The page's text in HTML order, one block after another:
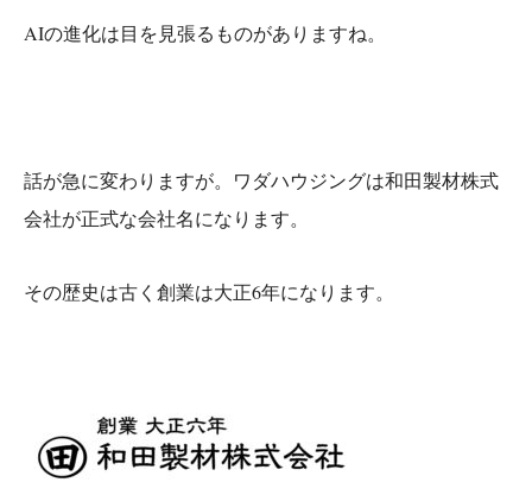
AIの進化は目を見張るものがありますね。
話が急に変わりますが。ワダハウジングは和田製材株式
会社が正式な会社名になります。
その歴史は古く創業は大正6年になります。